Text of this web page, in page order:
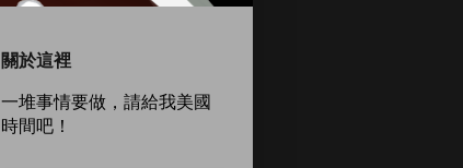
關於這裡
一堆事情要做，請給我美國
時間吧！